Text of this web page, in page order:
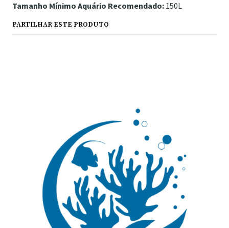
Tamanho Mínimo Aquário Recomendado: 150L
PARTILHAR ESTE PRODUTO